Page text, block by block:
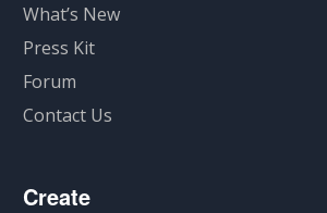
What’s New
Press Kit
Forum
Contact Us
Create